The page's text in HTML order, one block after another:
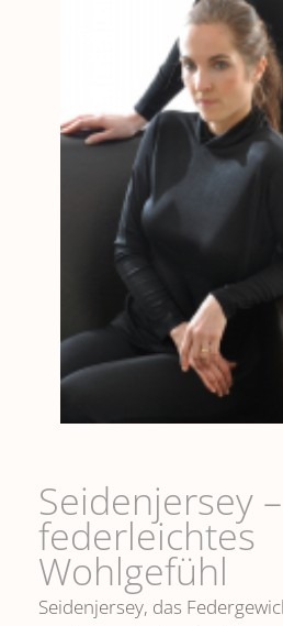
Seidenjersey –
federleichtes
Wohlgefühl
Seidenjersey, das